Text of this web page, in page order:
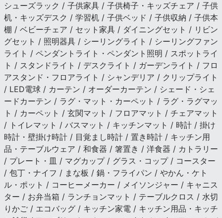
シューズラック / 子供家具 / 子供椅子・キッズチェア / 子供
机・キッズデスク / 学習机 / 子供ベッド / 子供収納 / 子供本
棚 / ベビーチェア / セット家具 / ダイニングセット / リビン
グセット / 照明器具 / シーリングライト / シーリングファン
ライト / ペンダントライト・ペンダント照明 / スポットライ
ト / スタンドライト / デスクライト / ガーデンライト / フロ
アスタンド・フロアライト / シャンデリア / クリップライト
/ LED電球 / カーテン / オーダーカーテン / シェード・シェ
ードカーテン / ラグ・マット・カーペット / ラグ・ラグマッ
ト / カーペット / 玄関マット / フロアマット / チェアマット
/ トイレマット / バスマット / キッチンマット / 時計 / 掛け
時計・壁掛け時計 / 目覚まし時計 / 置き時計 / キッチン用
品・テーブルウェア / 和食器 / 箸置き / 洋食器 / カトラリー
/ プレート・皿 / マグカップ / グラス・コップ / コースター
/ 包丁・ナイフ / まな板 / 鍋・フライパン / やかん・ケト
ル・ポット / コーヒーメーカー / メイソンジャー / キャニス
ター / お弁当箱 / ランチョンマット / テーブルクロス / 水切
りかご / エコバッグ / キッチン家電 / キッチン用品・キッチ